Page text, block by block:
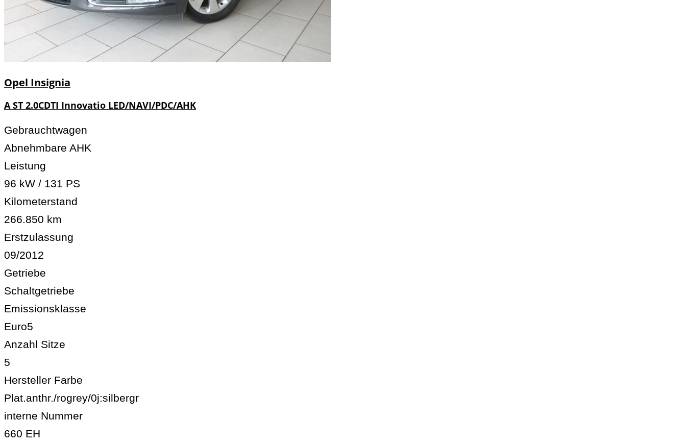
Opel Insignia
A ST 2.0CDTI Innovatio LED/NAVI/PDC/AHK
Gebrauchtwagen
Abnehmbare AHK
Leistung
96 kW / 131 PS
Kilometerstand
266.850 km
Erstzulassung
09/2012
Getriebe
Schaltgetriebe
Emissionsklasse
Euro5
Anzahl Sitze
5
Hersteller Farbe
Plat.anthr./rogrey/0j:silbergr
interne Nummer
660 EH